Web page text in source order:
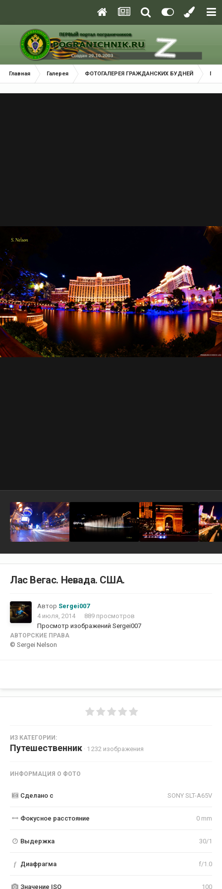
Главная Галерея ФОТОГАЛЕРЕЯ ГРАЖДАНСКИХ БУДНЕЙ
Лас Вегас. Невада. США.
Автор Sergei007
4 июля, 2014
889 просмотров
Просмотр изображений Sergei007
АВТОРСКИЕ ПРАВА
© Sergei Nelson
ИЗ КАТЕГОРИИ:
Путешественник · 1 232 изображения
ИНФОРМАЦИЯ О ФОТО
Сделано с SONY SLT-A65V
Фокусное расстояние 0 mm
Выдержка 30/1
f Диафрагма f/1.0
Значение ISO 100